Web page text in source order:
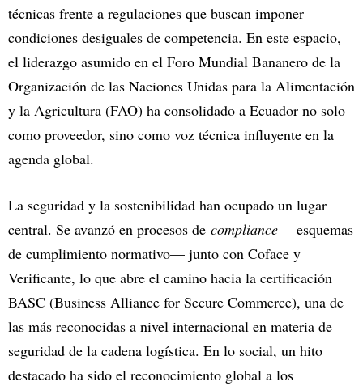
técnicas frente a regulaciones que buscan imponer
condiciones desiguales de competencia. En este espacio,
el liderazgo asumido en el Foro Mundial Bananero de la
Organización de las Naciones Unidas para la Alimentación
y la Agricultura (FAO) ha consolidado a Ecuador no solo
como proveedor, sino como voz técnica influyente en la
agenda global.
La seguridad y la sostenibilidad han ocupado un lugar
central. Se avanzó en procesos de compliance —esquemas
de cumplimiento normativo— junto con Coface y
Verificante, lo que abre el camino hacia la certificación
BASC (Business Alliance for Secure Commerce), una de
las más reconocidas a nivel internacional en materia de
seguridad de la cadena logística. En lo social, un hito
destacado ha sido el reconocimiento global a los